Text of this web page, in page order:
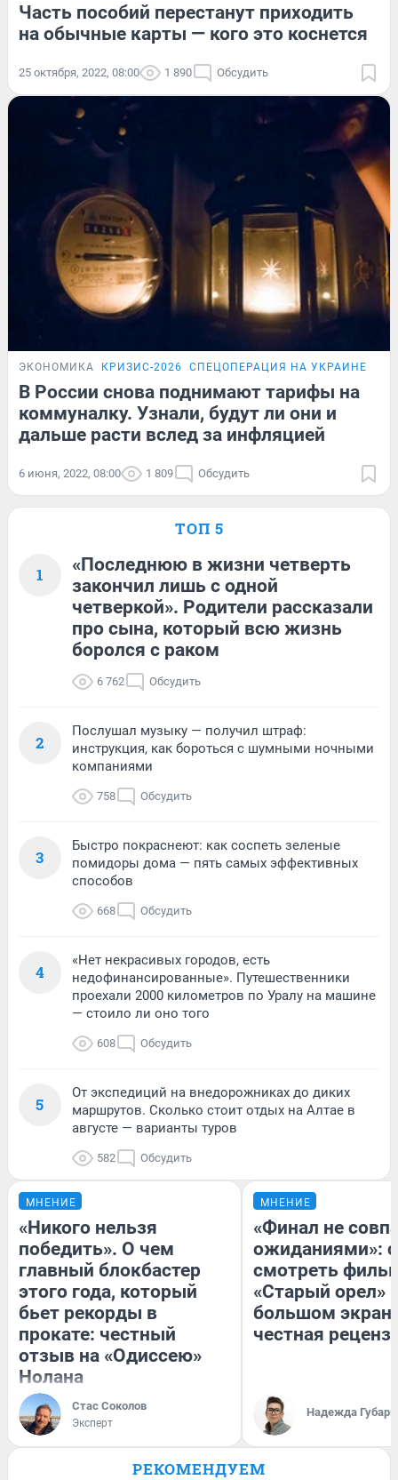
Часть пособий перестанут приходить
на обычные карты — кого это коснется
25 октября, 2022, 08:00 1 890 Обсудить
ЭКОНОМИКА КРИЗИС-2026 СПЕЦОПЕРАЦИЯ НА УКРАИНЕ
В России снова поднимают тарифы на
коммуналку. Узнали, будут ли они и
дальше расти вслед за инфляцией
6 июня, 2022, 08:00 1 809 Обсудить
ТОП 5
1
«Последнюю в жизни четверть
закончил лишь с одной
четверкой». Родители рассказали
про сына, который всю жизнь
боролся с раком
6 762 Обсудить
2
Послушал музыку — получил штраф:
инструкция, как бороться с шумными ночными
компаниями
758 Обсудить
3
Быстро покраснеют: как соспеть зеленые
помидоры дома — пять самых эффективных
способов
668 Обсудить
4
«Нет некрасивых городов, есть
недофинансированные». Путешественники
проехали 2000 километров по Уралу на машине
— стоило ли оно того
608 Обсудить
5
От экспедиций на внедорожниках до диких
маршрутов. Сколько стоит отдых на Алтае в
августе — варианты туров
582 Обсудить
МНЕНИЕ
«Никого нельзя
победить». О чем
главный блокбастер
этого года, который
бьет рекорды в
прокате: честный
отзыв на «Одиссею»
Нолана
Стас Соколов
Эксперт
МНЕНИЕ
«Финал не
ожиданиями»:
смотреть
«Старый орел»
большом
честная
Надежда Губарь
РЕКОМЕНДУЕМ